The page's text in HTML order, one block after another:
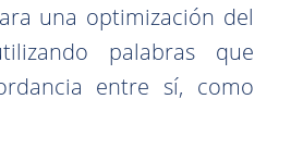
una optimización del
palabras que
entre sí, como